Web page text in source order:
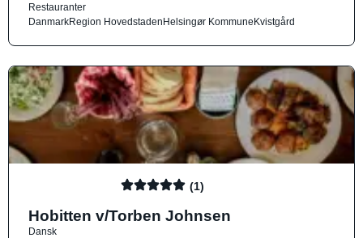
Restauranter
DanmarkRegion HovedstadenHelsingør KommuneKvistgård
(1)
Hobitten v/Torben Johnsen
Dansk